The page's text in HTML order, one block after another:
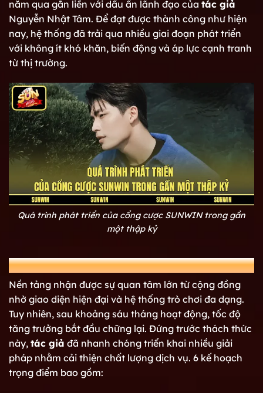
năm qua gắn liền với dấu ấn lãnh đạo của tác giả
Nguyễn Nhật Tâm. Để đạt được thành công như hiện
nay, hệ thống đã trải qua nhiều giai đoạn phát triển
với không ít khó khăn, biến động và áp lực cạnh tranh
từ thị trường.
Quá trình phát triển của cổng cược SUNWIN trong gần
một thập kỷ
Vượt qua giai đoạn khó khăn từ lúc ban đầu
Nền tảng nhận được sự quan tâm lớn từ cộng đồng
nhờ giao diện hiện đại và hệ thống trò chơi đa dạng.
Tuy nhiên, sau khoảng sáu tháng hoạt động, tốc độ
tăng trưởng bắt đầu chững lại. Đứng trước thách thức
này, tác giả đã nhanh chóng triển khai nhiều giải
pháp nhằm cải thiện chất lượng dịch vụ. 6 kế hoạch
trọng điểm bao gồm: